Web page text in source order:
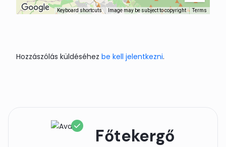
Keyboard shortcuts Image may be subject to copyright Terms
Főtekergő
Hozzászólás küldéséhez be kell jelentkezni.